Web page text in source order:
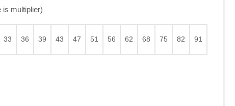
is multiplier)
33 36 39 43 47 51 56 62 68 75 82 91